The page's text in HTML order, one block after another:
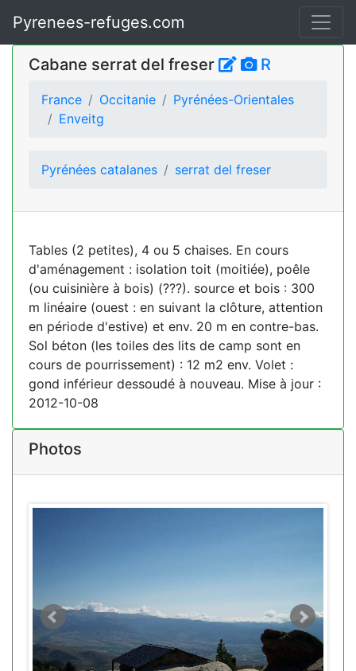
Pyrenees-refuges.com
Cabane serrat del freser R
France Occitanie
Pyrénées-Orientales
Enveitg
Pyrénées catalanes serrat del freser
Tables (2 petites), 4 ou 5 chaises. En cours
d'aménagement : isolation toit (moitiée), poêle
(ou cuisinière à bois) (???). source et bois : 300
m linéaire (ouest : en suivant la clôture, attention
en période d'estive) et env. 20 m en contre-bas.
Sol béton (les toiles des lits de camp sont en
cours de pourrissement) : 12 m2 env. Volet :
gond inférieur dessoudé à nouveau. Mise à jour :
2012-10-08
Photos